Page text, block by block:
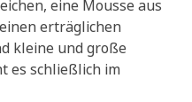
eine Mousse aus
erträglichen
kleine und große
es schließlich im